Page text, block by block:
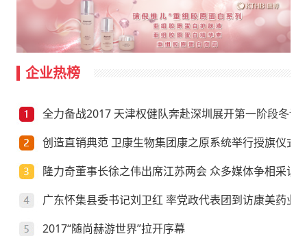
企业热榜
全力备战2017 天津权健队奔赴深圳展开第一阶段冬训
创造直销典范 卫康生物集团康之原系统举行授旗仪式
隆力奇董事长徐之伟出席江苏两会 众多媒体争相采访
广东怀集县委书记刘卫红 率党政代表团到访康美药业
2017“随尚赫游世界”拉开序幕